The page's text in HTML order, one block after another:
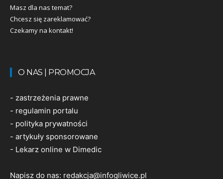
Masz dla nas temat?
Chcesz się zareklamować?
Czekamy na kontakt!
O NAS | PROMOCJA
- zastrzeżenia prawne
- regulamin portalu
- polityka prywatności
- artykuły sponsorowane
- Lekarz online w Dimedic
Napisz do nas: redakcja@infogliwice.pl